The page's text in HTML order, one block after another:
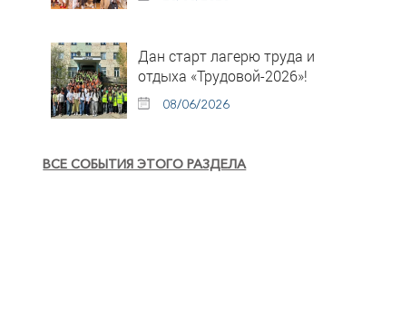
Дан старт лагерю труда и
отдыха «Трудовой-2026»!
08/06/2026
ВСЕ СОБЫТИЯ ЭТОГО РАЗДЕЛА